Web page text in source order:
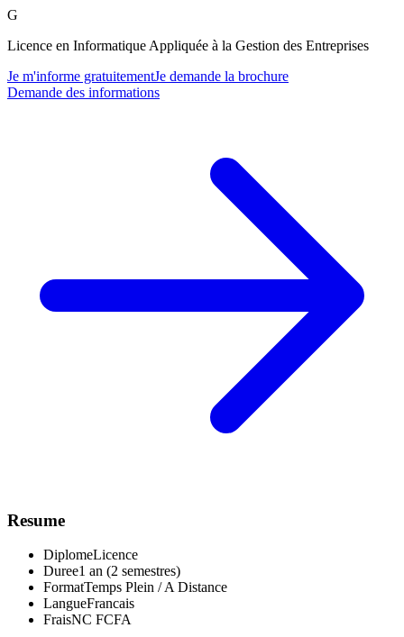
G
Licence en Informatique Appliquée à la Gestion des Entreprises
Je m'informe gratuitementJe demande la brochure
Demande des informations
Resume
DiplomeLicence
Duree1 an (2 semestres)
FormatTemps Plein / A Distance
LangueFrancais
FraisNC FCFA